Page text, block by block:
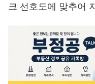
크 선호도에 맞추어